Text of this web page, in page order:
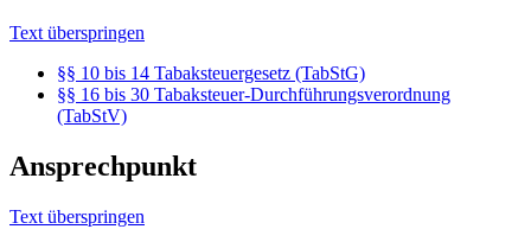
Text überspringen
§§ 10 bis 14 Tabaksteuergesetz (TabStG)
§§ 16 bis 30 Tabaksteuer-Durchführungsverordnung
(TabStV)
Ansprechpunkt
Text überspringen